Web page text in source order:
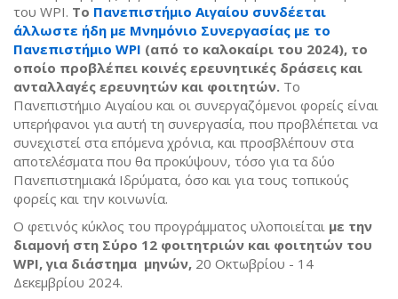
του WPI. Το Πανεπιστήμιο Αιγαίου συνδέεται
άλλωστε ήδη με Μνημόνιο Συνεργασίας με το
Πανεπιστήμιο WPI (από το καλοκαίρι του 2024), το
οποίο προβλέπει κοινές ερευνητικές δράσεις και
ανταλλαγές ερευνητών και φοιτητών. Το
Πανεπιστήμιο Αιγαίου και οι συνεργαζόμενοι φορείς είναι
υπερήφανοι για αυτή τη συνεργασία, που προβλέπεται να
συνεχιστεί στα επόμενα χρόνια, και προσβλέπουν στα
αποτελέσματα που θα προκύψουν, τόσο για τα δύο
Πανεπιστημιακά Ιδρύματα, όσο και για τους τοπικούς
φορείς και την κοινωνία.
Ο φετινός κύκλος του προγράμματος υλοποιείται με την
διαμονή στη Σύρο 12 φοιτητριών και φοιτητών του
WPI, για διάστημα μηνών, 20 Οκτωβρίου - 14
Δεκεμβρίου 2024.